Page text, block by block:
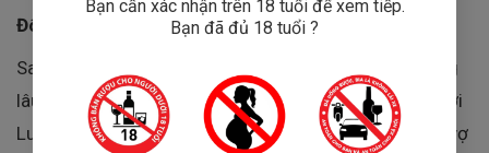
Đôi nét về nhà sản xuất Santa Carolina
Santa Carolina là một trong những nhà máy rượu vang
lâu đời nhất tại Chile, được thành lập vào năm 1875 bởi
Luis Pereira. Tên của nhà máy được đặt để vinh danh vợ
Bạn cần xác nhận trên 18 tuổi để xem tiếp.
Bạn đã đủ 18 tuổi ?